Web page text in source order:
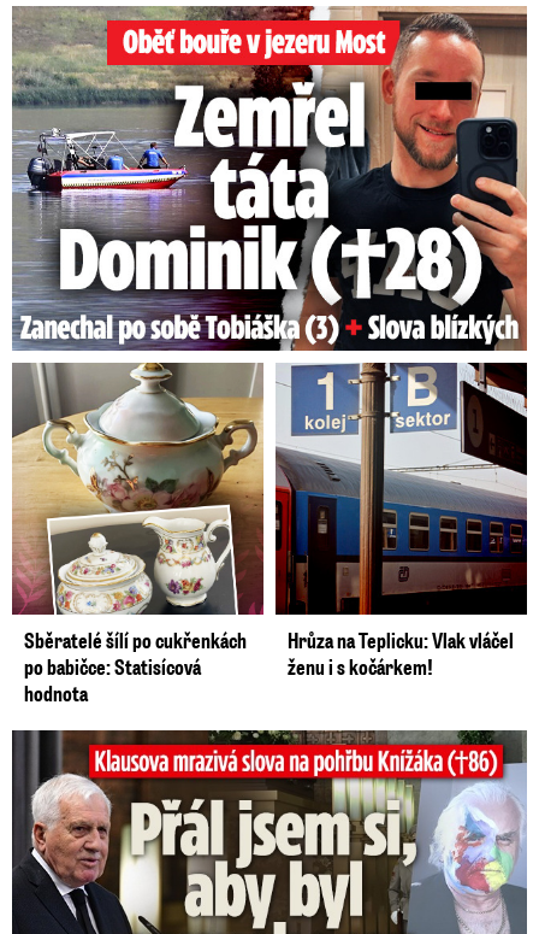
Oběť bouře v jezeru Most: Zemřel táta Dominik (†28)
Sběratelé šílí po cukřenkách
po babičce: Statisícová
hodnota
Hrůza na Teplicku: Vlak vláčel
ženu i s kočárkem!
Klausova mrazivá slova na pohřbu Knížáka: Přál jsem si...